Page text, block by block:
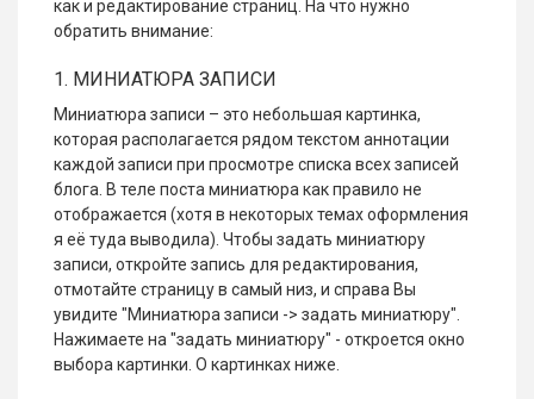
как и редактирование страниц. На что нужно
обратить внимание:
1. МИНИАТЮРА ЗАПИСИ
Миниатюра записи – это небольшая картинка,
которая располагается рядом текстом аннотации
каждой записи при просмотре списка всех записей
блога. В теле поста миниатюра как правило не
отображается (хотя в некоторых темах оформления
я её туда выводила). Чтобы задать миниатюру
записи, откройте запись для редактирования,
отмотайте страницу в самый низ, и справа Вы
увидите "Миниатюра записи -> задать миниатюру".
Нажимаете на "задать миниатюру" - откроется окно
выбора картинки. О картинках ниже.